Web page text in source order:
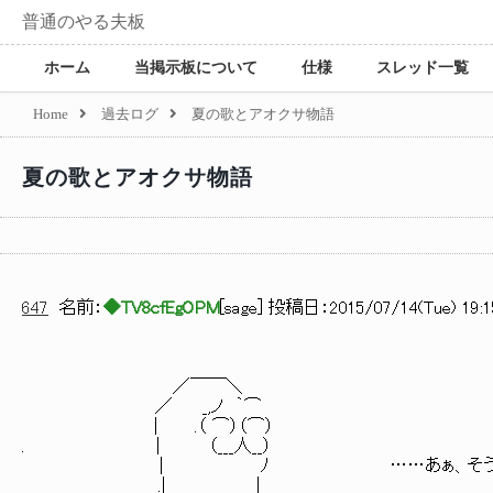
普通のやる夫板
ホーム 当掲示板について 仕様 スレッド一覧
Home 過去ログ 夏の歌とアオクサ物語
夏の歌とアオクサ物語
647 名前： ◆TV8cfEgOPM sage ] 投稿日： 2015/07/14(Tue)
／￣￣＼
／ _,ノ ｀⌒
｜ .（ ⌒）（⌒）
. ｜ （___人__）
| ﾉ ……あぁ、そういうことな